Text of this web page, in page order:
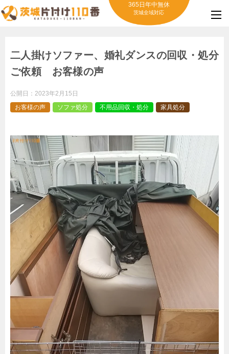
365日年中無休
茨城全域対応
二人掛けソファー、婚礼ダンスの回収・処分
ご依頼 お客様の声
公開日： 2023年2月15日
お客様の声
ソファ処分 不用品回収・処分 家具処分